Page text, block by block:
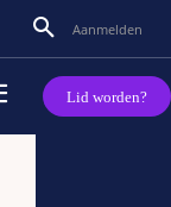
Aanmelden
Lid worden?